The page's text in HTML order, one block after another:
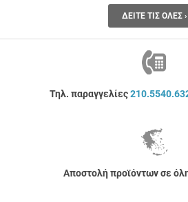
ΔΕΊΤΕ ΤΙΣ ΌΛΕΣ ›
Τηλ. παραγγελίες
Αποστολή προϊόντων σε